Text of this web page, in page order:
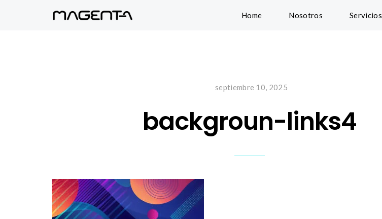
Home Nosotros Servicios
septiembre 10, 2025
backgroun-links4